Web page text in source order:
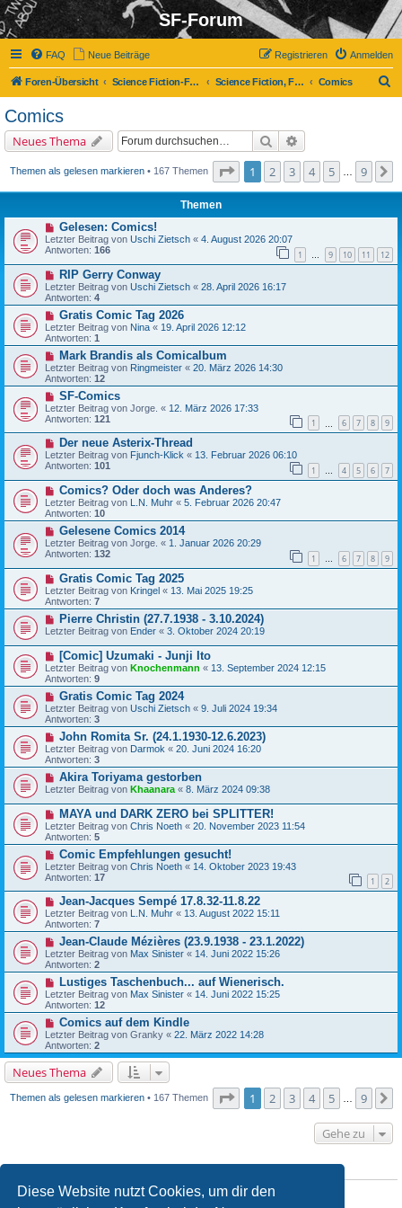
Diese Website nutzt Cookies, um dir den
SF-Forum
FAQ Neue Beiträge Anmelden
Registrieren
Foren-Übersicht Science Fiction-Forum Science Fiction, Fantasy und Co. Comics
Comics
Neues Thema Suche
Themen als gelesen markieren• 167 Themen Seite von
1 2 3 4 5 9
Themen
Gelesen: Comics!
Letzter Beitrag von Uschi Zietsch « 4. August 2026 20:07
Antworten: 166 1 … 9 10 11 12
RIP Gerry Conway
Letzter Beitrag von Uschi Zietsch « 28. April 2026 16:17
Antworten: 4
Gratis Comic Tag 2026
Letzter Beitrag von Nina « 19. April 2026 12:12
Antworten: 1
Mark Brandis als Comicalbum
Letzter Beitrag von Ringmeister « 20. März 2026 14:30
Antworten: 12
SF-Comics
Letzter Beitrag von Jorge. « 12. März 2026 17:33
Antworten: 121 1 6 7 8 9
Der neue Asterix-Thread
Letzter Beitrag von Fjunch-Klick « 13. Februar 2026 06:10
Antworten: 101 1 … 4 5 6 7
Comics? Oder doch was Anderes?
Letzter Beitrag von L.N. Muhr « 5. Februar 2026 20:47
Antworten: 10
Gelesene Comics 2014
Letzter Beitrag von Jorge. « 1. Januar 2026 20:29
Antworten: 132 1 … 6 7 8 9
Gratis Comic Tag 2025
Letzter Beitrag von Kringel « 13. Mai 2025 19:25
Antworten: 7
Pierre Christin (27.7.1938 - 3.10.2024)
Letzter Beitrag von Ender « 3. Oktober 2024 20:19
[Comic] Uzumaki - Junji Ito
Letzter Beitrag von Knochenmann « 13. September 2024 12:15
Antworten: 9
Gratis Comic Tag 2024
Letzter Beitrag von Uschi Zietsch « 9. Juli 2024 19:34
Antworten: 3
John Romita Sr. (24.1.1930-12.6.2023)
Letzter Beitrag von Darmok « 20. Juni 2024 16:20
Antworten: 3
Akira Toriyama gestorben
Letzter Beitrag von Khaanara « 8. März 2024 09:38
MAYA und DARK ZERO bei SPLITTER!
Letzter Beitrag von Chris Noeth « 20. November 2023 11:54
Antworten: 5
Comic Empfehlungen gesucht!
Letzter Beitrag von Chris Noeth « 14. Oktober 2023 19:43
Antworten: 17 1 2
Jean-Jacques Sempé 17.8.32-11.8.22
Letzter Beitrag von L.N. Muhr « 13. August 2022 15:11
Antworten: 7
Jean-Claude Mézières (23.9.1938 - 23.1.2022)
Letzter Beitrag von Max Sinister « 14. Juni 2022 15:26
Antworten: 2
Lustiges Taschenbuch... auf Wienerisch.
Letzter Beitrag von Max Sinister « 14. Juni 2022 15:25
Antworten: 12
Comics auf dem Kindle
Letzter Beitrag von Granky « 22. März 2022 14:28
Antworten: 2
Neues Thema
Themen als gelesen markieren• 167 Themen Seite von
1 2 3 4 5 9
Gehe zu
Dudarfstneue Themen in diesem Forum erstellen.